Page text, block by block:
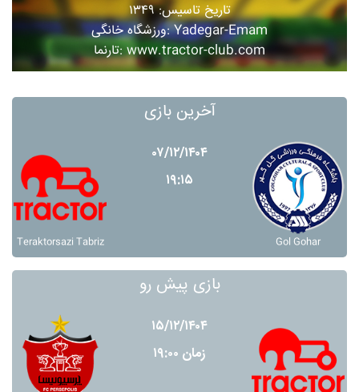
تاریخ تاسیس: ۱۳۴۹
ورزشگاه خانگی: Yadegar-Emam
تارنما: www.tractor-club.com
آخرین بازی
Teraktorsazi Tabriz
۰۷/۱۲/۱۴۰۴
۱۹:۱۵
Gol Gohar
بازی پیش رو
۱۵/۱۲/۱۴۰۴
زمان ۱۹:۰۰